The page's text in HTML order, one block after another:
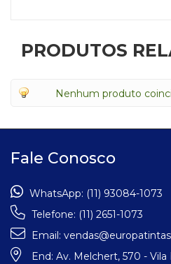
PRODUTOS
Nenhum produto
Fale Conosco
WhatsApp: (11) 93084-1073
Telefone: (11) 2651-1073
Email:
End: Av. Melchert, 570 - Vila